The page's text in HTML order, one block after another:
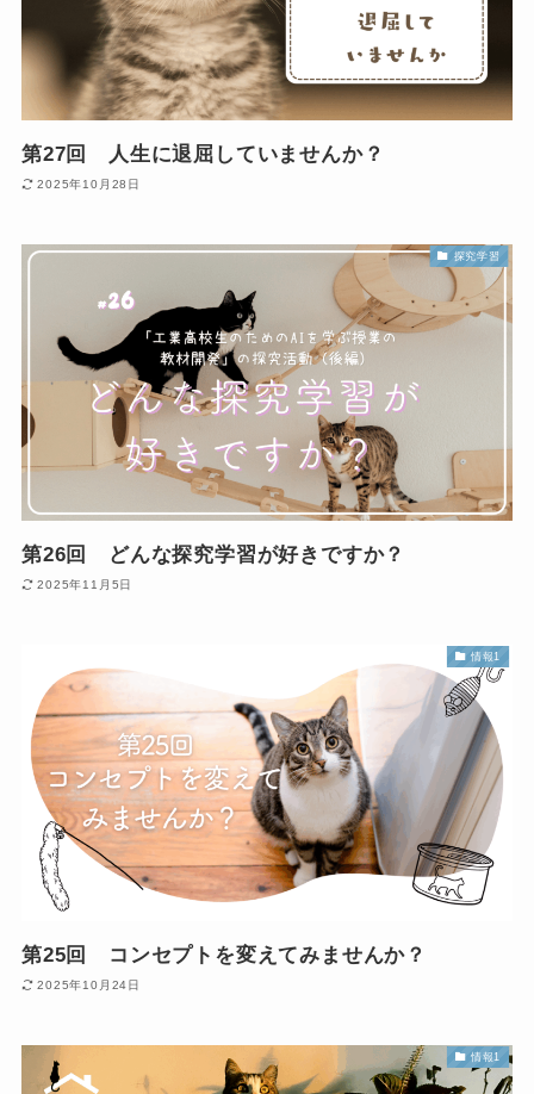
第27回 人生に退屈していませんか？
2025年10月28日
探究学習
第26回 どんな探究学習が好きですか？
2025年11月5日
情報1
第25回 コンセプトを変えてみませんか？
2025年10月24日
情報1